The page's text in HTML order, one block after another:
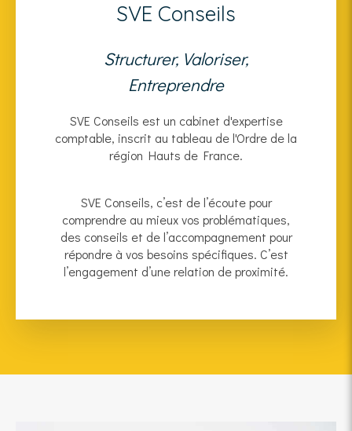
SVE Conseils
Structurer, Valoriser,
Entreprendre
SVE Conseils est un cabinet d'expertise
comptable, inscrit au tableau de l'Ordre de la
région Hauts de France.
SVE Conseils, c’est de l’écoute pour
comprendre au mieux vos problématiques,
des conseils et de l’accompagnement pour
répondre à vos besoins spécifiques. C’est
l’engagement d’une relation de proximité.